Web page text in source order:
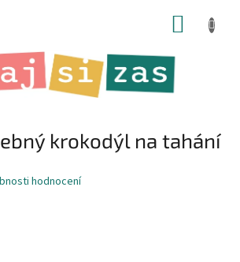
krokodýl na tahání
hodnocení